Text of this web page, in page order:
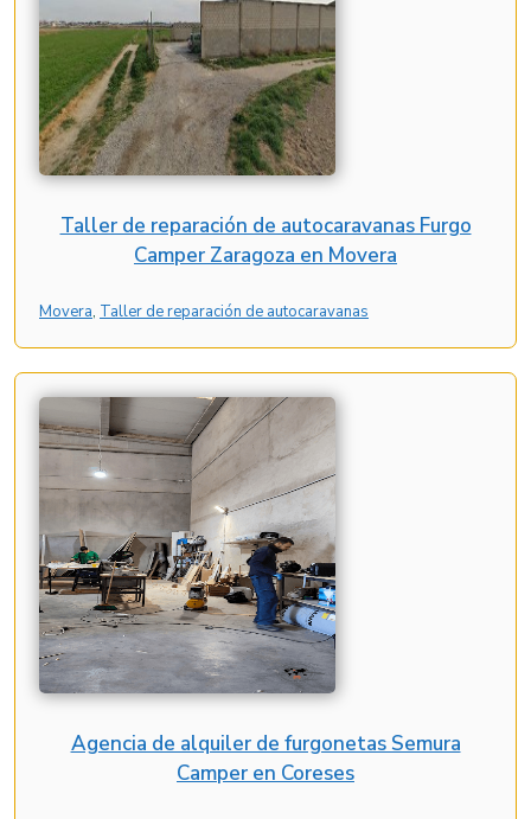
Taller de reparación de autocaravanas Furgo
Camper Zaragoza en Movera
Movera, Taller de reparación de autocaravanas
Agencia de alquiler de furgonetas Semura
Camper en Coreses